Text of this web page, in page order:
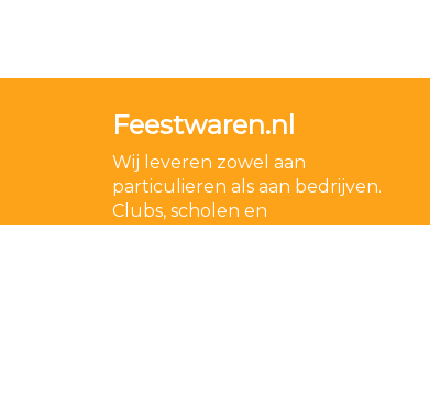
Feestwaren.nl
Wij leveren zowel aan
particulieren als aan bedrijven.
Clubs, scholen en